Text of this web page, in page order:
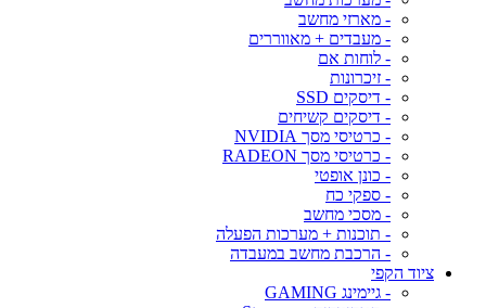
- מארזי מחשב
- מעבדים + מאווררים
- לוחות אם
- זיכרונות
- דיסקים SSD
- דיסקים קשיחים
- כרטיסי מסך NVIDIA
- כרטיסי מסך RADEON
- כונן אופטי
- ספקי כח
- מסכי מחשב
- תוכנות + מערכות הפעלה
- הרכבת מחשב במעבדה
ציוד הקפי
- גיימינג GAMING